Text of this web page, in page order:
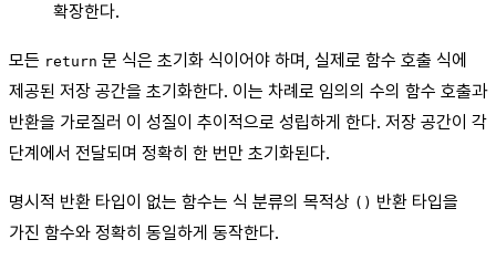
확장한다.
모든 return 문 식은 초기화 식이어야 하며, 실제로 함수 호출 식에
제공된 저장 공간을 초기화한다. 이는 차례로 임의의 수의 함수 호출과
반환을 가로질러 이 성질이 추이적으로 성립하게 한다. 저장 공간이 각
단계에서 전달되며 정확히 한 번만 초기화된다.
명시적 반환 타입이 없는 함수는 식 분류의 목적상 () 반환 타입을
가진 함수와 정확히 동일하게 동작한다.